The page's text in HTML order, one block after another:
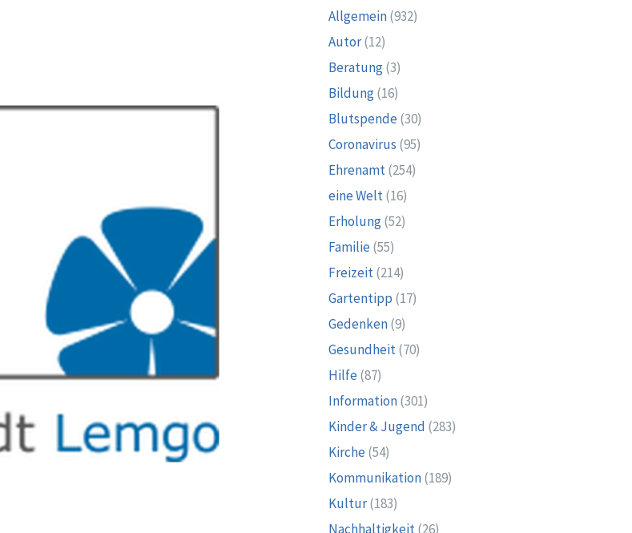
Allgemein(932)
Autor(12)
Beratung(3)
Bildung(16)
Blutspende (30)
Coronavirus (95)
Ehrenamt(254)
eine Welt(16)
Erholung(52)
Familie (55)
Freizeit(214)
Gartentipp (17)
Gedenken(9)
Gesundheit(70)
Hilfe (87)
Information(301)
Kinder & Jugend (283)
Kirche (54)
Kommunikation(189)
Kultur(183)
Nachhaltigkeit(26)